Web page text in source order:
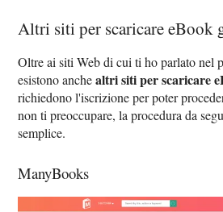
Altri siti per scaricare eBook
Oltre ai siti Web di cui ti ho parlato nel
esistono anchealtri siti per scaricare
richiedono l'iscrizione per poter
non ti preoccupare, la procedura da
semplice.
ManyBooks